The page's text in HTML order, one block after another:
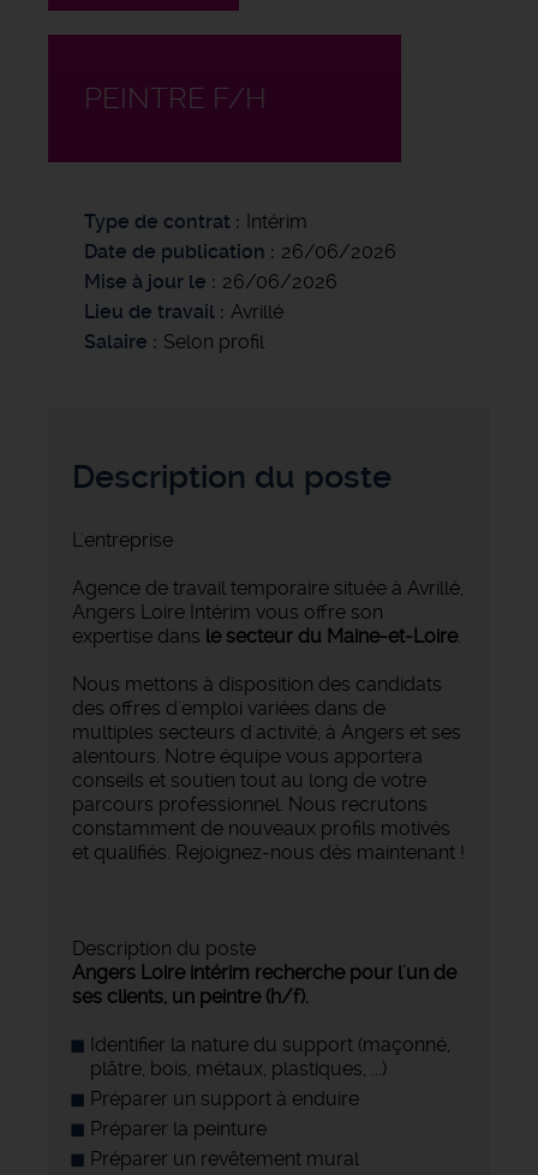
PEINTRE F/H
Type de contrat
Intérim
Date de publication
26/06/2026
Mise à jour le
26/06/2026
Lieu de travail
Avrillé
Salaire
Selon profil
Description du poste
L'entreprise
Agence de travail temporaire située à Avrillé,
Angers Loire Intérim vous offre son
expertise dans le secteur du Maine-et-Loire.
Nous mettons à disposition des candidats
des offres d'emploi variées dans de
multiples secteurs d'activité, à Angers et ses
alentours. Notre équipe vous apportera
conseils et soutien tout au long de votre
parcours professionnel. Nous recrutons
constamment de nouveaux profils motivés
et qualifiés. Rejoignez-nous dès maintenant !
Description du poste
Angers Loire intérim recherche pour l'un de
ses clients, un peintre (h/f).
Identifier la nature du support (maçonné,
plâtre, bois, métaux, plastiques, ...)
Préparer un support à enduire
Préparer la peinture
Préparer un revêtement mural